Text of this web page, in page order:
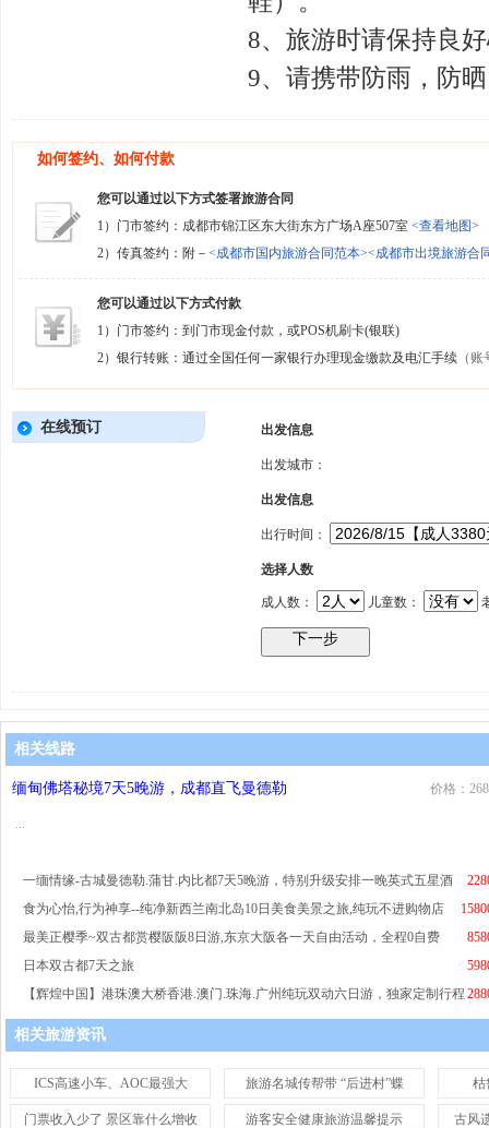
8、旅游时请保持良
9、请携带防雨，防
如何签约、如何付款
您可以通过以下方式签署旅游合同
1）门市签约：成都市锦江区东大街东方广场A座507室 <查看地图>
2）传真签约：附－ <成都市国内旅游合同范本><成都市出境旅游合
您可以通过以下方式付款
1）门市签约：到门市现金付款，或POS机刷卡(银联)
2）银行转账：通过全国任何一家银行办理现金缴款及电汇手续 （
在线预订 出发信息
出发城市：
出发信息
出行时间：
选择人数
成人数： 儿童数：
相关线路
缅甸佛塔秘境7天5晚游，成都直飞曼德勒 价格：
...
一缅情缘-古城曼德勒.蒲甘.内比都7天5晚游，特别升级安排一晚英式五星酒
食为心怡,行为神享--纯净新西兰南北岛10日美食美景之旅,纯玩不进购物店
最美正樱季~双古都赏樱阪阪8日游,东京大阪各一天自由活动，全程0自费
日本双古都7天之旅
【辉煌中国】港珠澳大桥香港.澳门.珠海.广州纯玩双动六日游，独家定制行程
相关旅游资讯
ICS高速小车、AOC最强大 旅游名城传帮带 “后进村”蝶 枯
门票收入少了 景区靠什么增收 游客安全健康旅游温馨提示 古风